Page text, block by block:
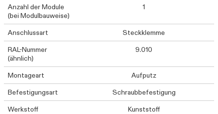
Anzahl der Module
(bei Modulbauweise)
1
Anschlussart
Steckklemme
RAL-Nummer
(ähnlich)
9.010
Montageart
Aufputz
Befestigungsart
Schraubbefestigung
Werkstoff
Kunststoff